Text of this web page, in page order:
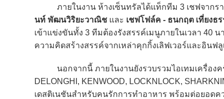
ภายในงาน ห้างเซ็นทรัลได้แท็กทีม 3 เชฟจากรา
นท์ พัฒนวิริยะวาณิช และ เชฟโฟล์ค - ธนกฤต เที่ยงธ
เข้าแข่งขันทั้ง 3 ทีมต้องรังสรรค์เมนูภายในเวลา 40
ความคิดสร้างสรรค์จากเหล่าคุกกิ้งเลิฟเวอร์และอิน
นอกจากนี้ ภายในงานยังรวบรวมไอเทมเครื่องครั
DELONGHI, KENWOOD, LOCKNLOCK,
เดสติเนชันสำหรับคนรักการทำอาหาร พร้อมต่อยอด